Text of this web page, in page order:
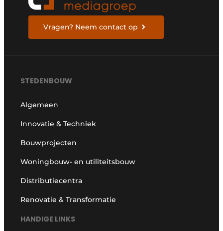
Vragen? Neem contact op
STEDENBOUW
Algemeen
Innovatie & Techniek
Bouwprojecten
Woningbouw- en utiliteitsbouw
Distributiecentra
Renovatie & Transformatie
HANDIGE LINKS